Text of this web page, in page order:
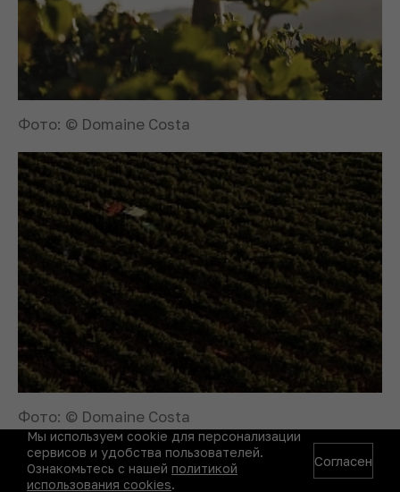
Фото: © Domaine Costa
Фото: © Domaine Costa
Пелопоннес
Мы используем cookie для персонализации
сервисов и удобства пользователей.
Ознакомьтесь с нашей политикой
использования cookies.
Согласен